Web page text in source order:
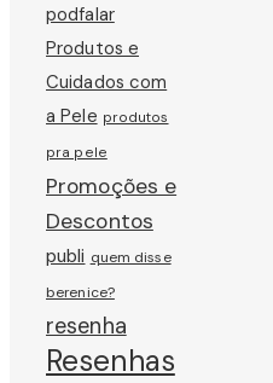
podfalar
Produtos e
Cuidados com
a Pele produtos
pra pele
Promoções e
Descontos
publi quem disse
berenice?
resenha
Resenhas